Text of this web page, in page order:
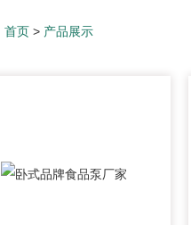
首页 > 产品展示